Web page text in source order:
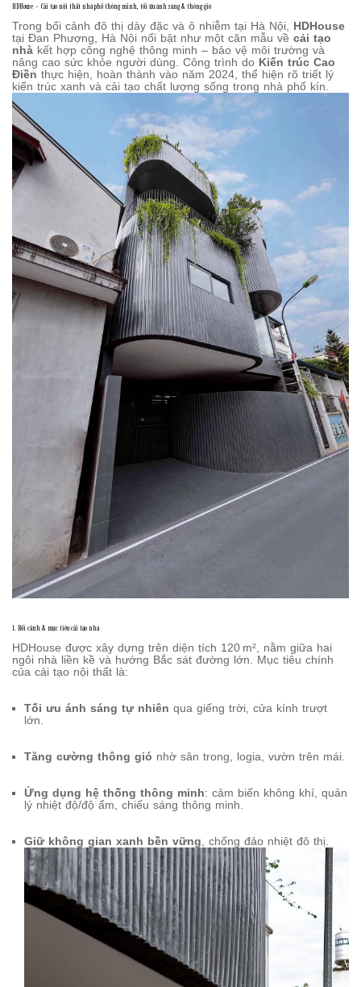
HDHouse – Cải tạo nội thất nhà phố thông minh, tối ưu ánh sáng & thông gió
Trong bối cảnh đô thị dày đặc và ô nhiễm tại Hà Nội, HDHouse
tại Đan Phượng, Hà Nội nổi bật như một căn mẫu về cải tạo
nhà kết hợp công nghệ thông minh – bảo vệ môi trường và
nâng cao sức khỏe người dùng. Công trình do Kiến trúc Cao
Điền thực hiện, hoàn thành vào năm 2024, thể hiện rõ triết lý
kiến trúc xanh và cải tạo chất lượng sống trong nhà phố kín.
1. Bối cảnh & mục tiêu cải tạo nhà
HDHouse được xây dựng trên diện tích 120 m², nằm giữa hai
ngôi nhà liền kề và hướng Bắc sát đường lớn. Mục tiêu chính
của cải tạo nội thất là:
Tối ưu ánh sáng tự nhiên qua giếng trời, cửa kính trượt
lớn.
Tăng cường thông gió nhờ sân trong, logia, vườn trên mái.
Ứng dụng hệ thống thông minh: cảm biến không khí, quản
lý nhiệt độ/độ ẩm, chiếu sáng thông minh.
Giữ không gian xanh bền vững , chống đảo nhiệt đô thị.